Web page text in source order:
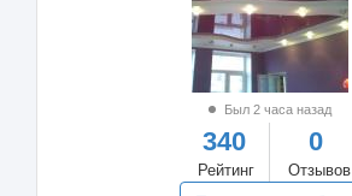
Был 2 часа назад
340
Рейтинг
0
Отзывов